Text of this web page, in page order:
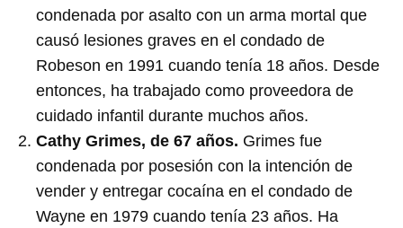
condenada por asalto con un arma mortal que
causó lesiones graves en el condado de
Robeson en 1991 cuando tenía 18 años. Desde
entonces, ha trabajado como proveedora de
cuidado infantil durante muchos años.
Cathy Grimes, de 67 años. Grimes fue
condenada por posesión con la intención de
vender y entregar cocaína en el condado de
Wayne en 1979 cuando tenía 23 años. Ha